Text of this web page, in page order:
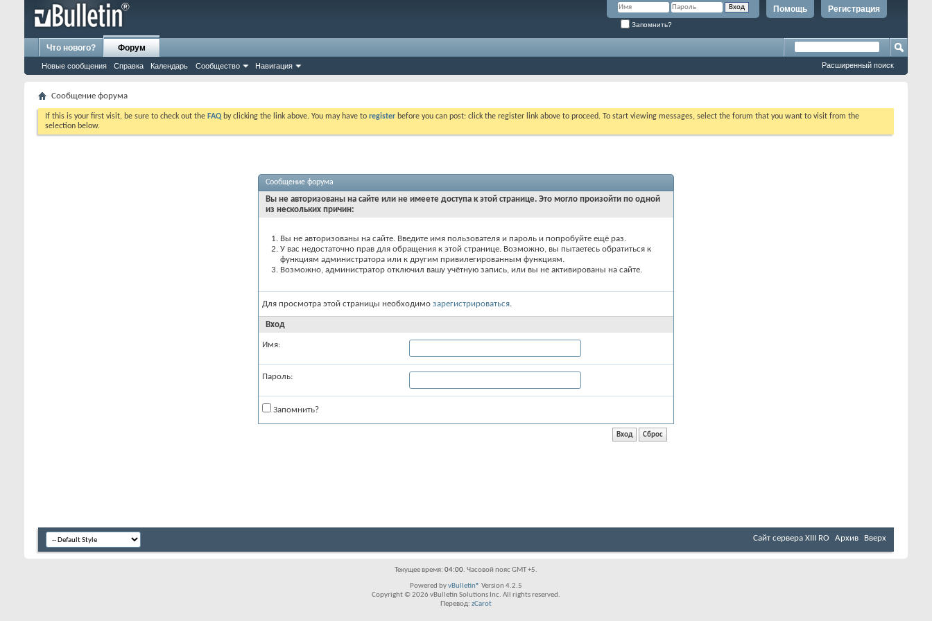
Регистрация
Помощь
Запомнить?
Что нового? Форум
Новые сообщения Справка Календарь Сообщество Навигация Расширенный поиск
Сообщение форума
If this is your first visit, be sure to check out the FAQ by clicking the link above. You may have to register before you can post: click the register link above to proceed. To start viewing messages, select the forum that you want to visit from the
selection below.
Сообщение форума
Вы не авторизованы на сайте или не имеете доступа к этой странице. Это могло произойти по одной
из нескольких причин:
Вы не авторизованы на сайте. Введите имя пользователя и пароль и попробуйте ещё раз.
У вас недостаточно прав для обращения к этой странице. Возможно, вы пытаетесь обратиться к
функциям администратора или к другим привилегированным функциям.
Возможно, администратор отключил вашу учётную запись, или вы не активированы на сайте.
Для просмотра этой страницы необходимо зарегистрироваться.
Вход
Имя:
Пароль:
Запомнить?
Сайт сервера XIII RO Архив Вверх
Текущее время: 04:00. Часовой пояс GMT +5.
Powered byvBulletin® Version 4.2.5
Copyright © 2026 vBulletin Solutions Inc. All rights reserved.
Перевод: zCarot